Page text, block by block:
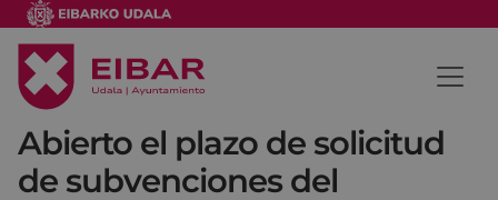
Abierto el plazo de solicitud
de subvenciones del